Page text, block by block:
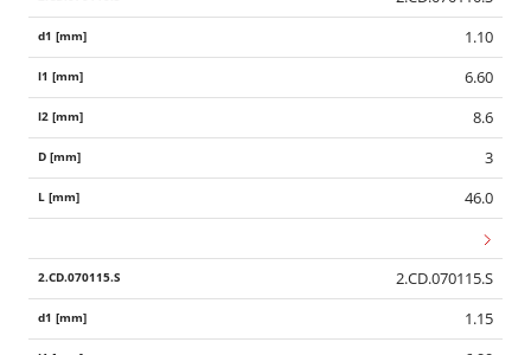
1.10
6.60
8.6
3
46.0
2.CD.070115.S
1.15